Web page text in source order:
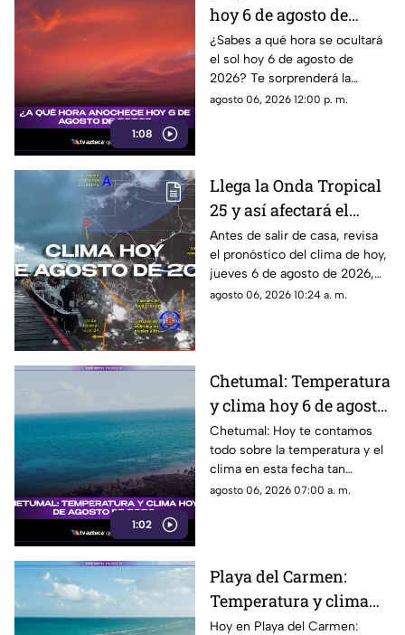
1:08
hoy 6 de agosto de
2026?
¿Sabes a qué hora se ocultará
el sol hoy 6 de agosto de
2026? Te sorprenderá la
respuesta. ¡No te pierdas esta
agosto 06, 2026 12:00 p. m.
Llega la Onda Tropical
25 y así afectará el
clima en Quintana Roo:
Pronóstico del tiempo
HOY, 6 de agosto de
2026, en Cancún y el
Antes de salir de casa, revisa
el pronóstico del clima de hoy,
jueves 6 de agosto de 2026,
en Cancún y el resto de
agosto 06, 2026 10:24 a. m.
1:02
Chetumal: Temperatura
y clima hoy 6 de agosto
de 2026.
Chetumal: Hoy te contamos
todo sobre la temperatura y el
clima en esta fecha tan
especial. ¡No te lo pierdas!
agosto 06, 2026 07:00 a. m.
Playa del Carmen:
Temperatura y clima
hoy 6 de agosto de
Hoy en Playa del Carmen: